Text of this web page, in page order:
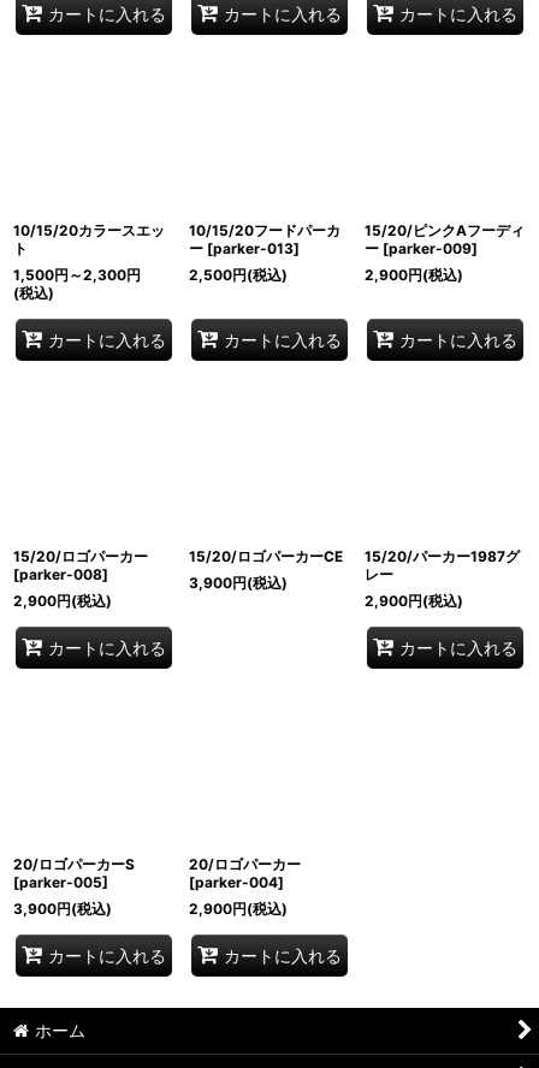
カートに入れる カートに入れる カートに入れる
10/15/20カラースエッ
ト
1,500円 ～2,300円
(税込)
カートに入れる
10/15/20フードパーカ
ー [parker-013]
2,500円(税込)
カートに入れる
15/20/ピンクAフーディ
ー [parker-009]
2,900円(税込)
カートに入れる
15/20/ロゴパーカー
[parker-008]
2,900円(税込)
カートに入れる
15/20/ロゴパーカーCE
3,900円(税込)
15/20/パーカー1987グ
レー
2,900円(税込)
カートに入れる
20/ロゴパーカーS
[parker-005]
3,900円(税込)
カートに入れる
20/ロゴパーカー
[parker-004]
2,900円(税込)
カートに入れる
ホーム